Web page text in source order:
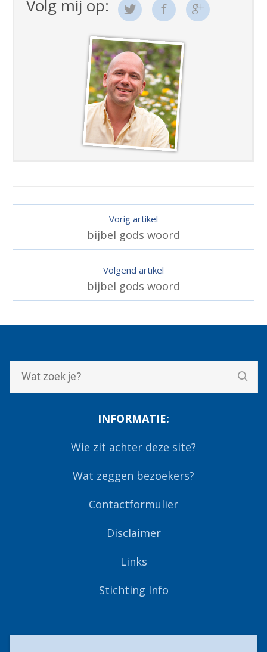
Volg mij op:
Vorig artikel
bijbel gods woord
Volgend artikel
bijbel gods woord
INFORMATIE:
Wie zit achter deze site?
Wat zeggen bezoekers?
Contactformulier
Disclaimer
Links
Stichting Info